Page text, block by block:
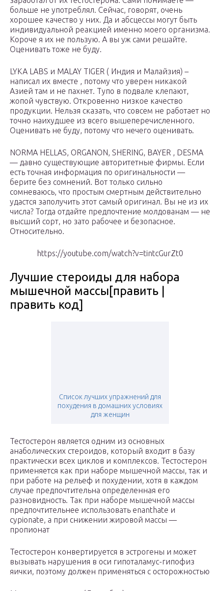
больше не употреблял. Сейчас, говорят, очень
хорошее качество у них. Да и абсцессы могут быть
индивидуальной реакцией именно моего организма.
Короче я их не пользую. А вы уж сами решайте.
Оценивать тоже не буду.
LYKA LABS и MALAY TIGER ( Индия и Малайзия) –
написал их вместе , потому что уверен никакой
Азией там и не пахнет. Тупо в подвале клепают,
жопой чувствую. Откровенно низкое качество
продукции. Нельзя сказать, что совсем не работает но
точно наихудшее из всего вышеперечисленного.
Оценивать не буду, потому что нечего оценивать.
NORMA HELLAS, ORGANON, SHERING, BAYER , DESMA
— давно существующие авторитетные фирмы. Если
есть точная информация по оригинальности —
берите без сомнений. Вот только сильно
сомневаюсь, что простым смертным действительно
удастся заполучить этот самый оригинал. Вы не из их
числа? Тогда отдайте предпочтение молдованам — не
высший сорт, но зато рабочее и безопасное.
Относительно.
https://youtube.com/watch?v=tintcGurZt0
Лучшие стероиды для набора
мышечной массы[править |
править код]
Список лучших упражнений для
похудения в домашних условиях
для женщин
Тестостерон является одним из основных
анаболических стероидов, который входит в базу
практически всех циклов и комплексов. Тестостерон
применяется как при наборе мышечной массы, так и
при работе на рельеф и похудении, хотя в каждом
случае предпочтительна определенная его
разновидность. Так при наборе мышечной массы
предпочтительнее использовать enanthate и
cypionate, а при снижении жировой массы —
пропионат
Тестостерон конвертируется в эстрогены и может
вызывать нарушения в оси гипоталамус-гипофиз
яички, поэтому должен применяться с осторожностью